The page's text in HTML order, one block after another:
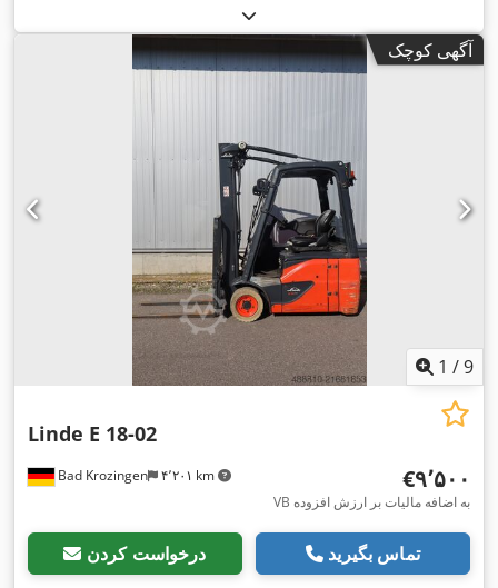
آگهی کوچک
1 /9
Bad Krozingen ۴٬۲۰۱ km
Linde E 18-02
‎€۹٬۵۰۰
VB به اضافه مالیات بر ارزش افزوده
درخواست کردن تماس بگیرید